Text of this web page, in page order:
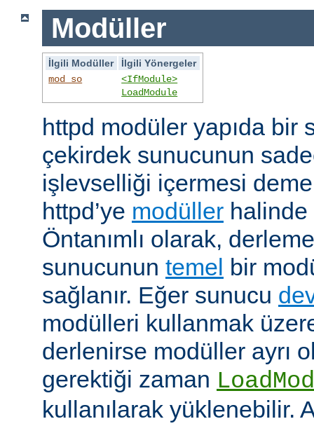
Modüller
İlgili Modüller
İlgili Yönergeler
mod_so
<IfModule>
LoadModule
httpd modüler yapıda bir
çekirdek sunucunun
işlevselliği içermesi
httpd’ye modüller
Öntanımlı olarak,
sunucunun temel
bir
sağlanır. Eğer sunucu
modülleri kullanmak
derlenirse modüller ayrı
gerektiği zaman
kullanılarak yüklenebilir.